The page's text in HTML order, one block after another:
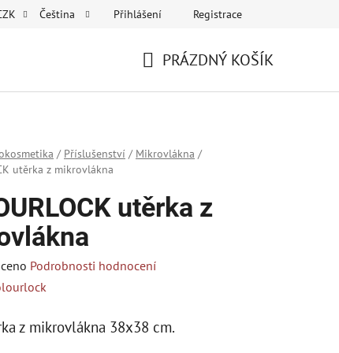
Čeština Přihlášení Registrace
PRÁZDNÝ KOŠÍK
/ Příslušenství / Mikrovlákna /
utěrka z mikrovlákna
utěrka z
Podrobnosti hodnocení
z mikrovlákna 38x38 cm.